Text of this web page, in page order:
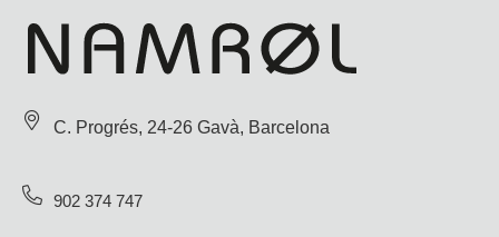
C. Progrés, 24-26 Gavà, Barcelona
902 374 747